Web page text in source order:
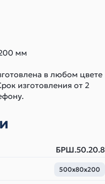
мм
в любом цвете
изготовления от 2
БРШ.50.20.8
500х80х200